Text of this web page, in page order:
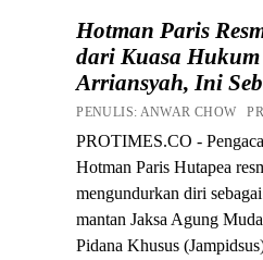
Hotman Paris
dari Kuasa
Arriansyah, Ini
PENULIS: ANWAR CHOW
PROTIMES.CO -
Hotman Paris Hutapea
mengundurkan diri
mantan Jaksa Agung
Pidana Khusus